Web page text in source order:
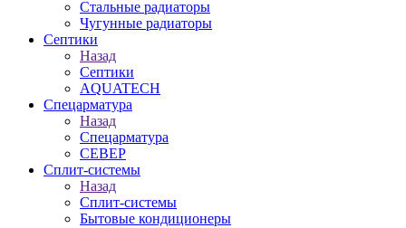
Стальные радиаторы
Чугунные радиаторы
Септики
Назад
Септики
AQUATECH
Спецарматура
Назад
Спецарматура
СЕВЕР
Сплит-системы
Назад
Сплит-системы
Бытовые кондиционеры